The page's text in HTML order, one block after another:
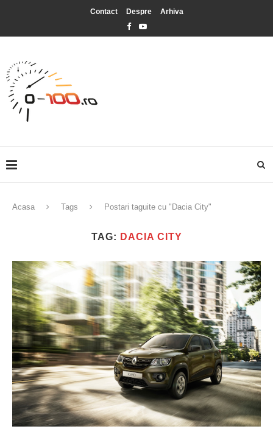
Contact Despre Arhiva
Acasa Tags Postari taguite cu "Dacia City"
TAG: DACIA CITY